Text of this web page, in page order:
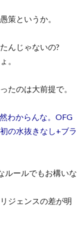
策というか。
んじゃないの?
。
たのは大前提で。
わからんな。OFG
の水抜きなし+ブラ
ルールでもお構いな
ジェンスの差が明